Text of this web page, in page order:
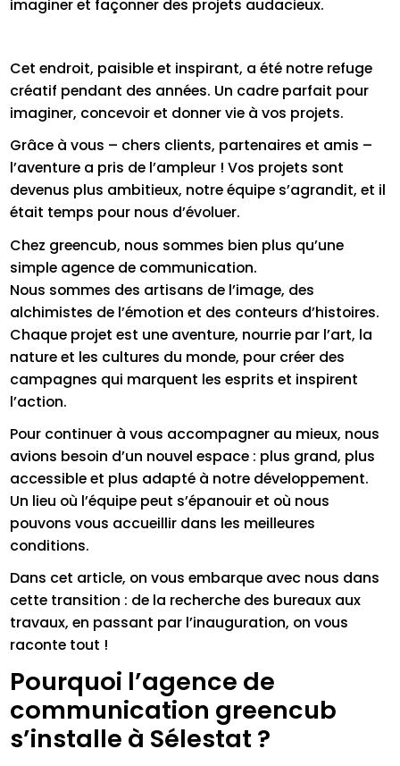
imaginer et façonner des projets audacieux.
Cet endroit, paisible et inspirant, a été notre refuge
créatif pendant des années. Un cadre parfait pour
imaginer, concevoir et donner vie à vos projets.
Grâce à vous – chers clients, partenaires et amis –
l’aventure a pris de l’ampleur ! Vos projets sont
devenus plus ambitieux, notre équipe s’agrandit, et il
était temps pour nous d’évoluer.
Chez greencub, nous sommes bien plus qu’une
simple agence de communication.
Nous sommes des artisans de l’image, des
alchimistes de l’émotion et des conteurs d’histoires.
Chaque projet est une aventure, nourrie par l’art, la
nature et les cultures du monde, pour créer des
campagnes qui marquent les esprits et inspirent
l’action.
Pour continuer à vous accompagner au mieux, nous
avions besoin d’un nouvel espace : plus grand, plus
accessible et plus adapté à notre développement.
Un lieu où l’équipe peut s’épanouir et où nous
pouvons vous accueillir dans les meilleures
conditions.
Dans cet article, on vous embarque avec nous dans
cette transition : de la recherche des bureaux aux
travaux, en passant par l’inauguration, on vous
raconte tout !
Pourquoi l’agence de
communication greencub
s’installe à Sélestat ?